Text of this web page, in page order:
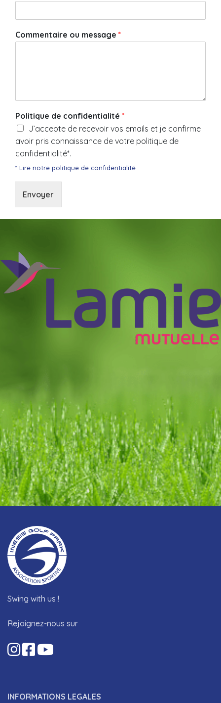
Commentaire ou message *
Politique de confidentialité *
J’accepte de recevoir vos emails et je confirme
avoir pris connaissance de votre politique de
confidentialité*.
* Lire notre politique de confidentialité
Envoyer
Swing with us !
Rejoignez-nous sur
INFORMATIONS LEGALES